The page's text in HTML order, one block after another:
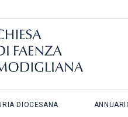
DIOCESANA